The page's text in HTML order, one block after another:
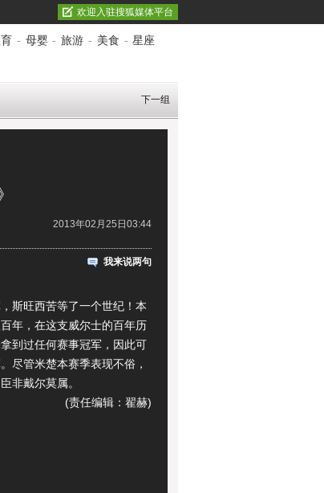
欢迎入驻搜狐媒体平台
- 母婴 - 旅游 - 美食 - 星座
下一组
2013年02月25日03:44
我来说两句
旺西苦等了一个世纪！本
年，在这支威尔士的百年历
到过任何赛事冠军，因此可
尽管米楚本赛季表现不俗，
非戴尔莫属。
(责任编辑：翟赫)